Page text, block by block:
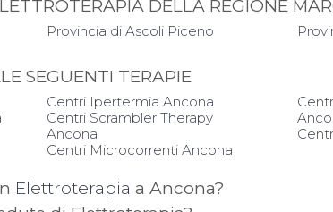
DELLA REGIONE
Provincia di Ascoli Piceno
SEGUENTI TERAPIE
Centri Ipertermia Ancona
Centri Scrambler Therapy
Ancona
Centri Microcorrenti Ancona
Elettroterapia a Ancona?